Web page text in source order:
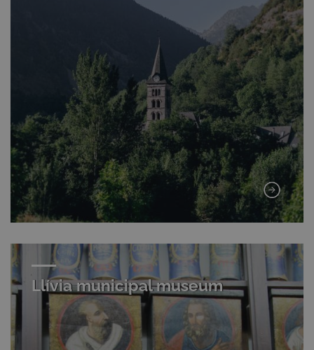
Llívia municipal museum